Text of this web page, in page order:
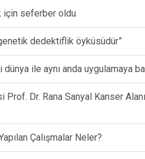
için seferber oldu
dedektiflik öyküsüdür”
ile aynı anda uygulamaya
Dr. Rana Sanyal Kanser
Çalışmalar Neler?